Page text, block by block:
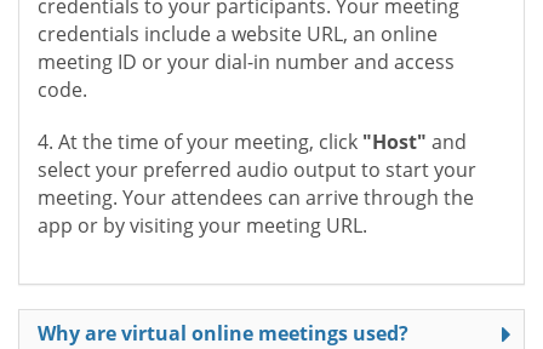
credentials to your participants. Your meeting
credentials include a website URL, an online
meeting ID or your dial-in number and access
code.
4. At the time of your meeting, click "Host" and
select your preferred audio output to start your
meeting. Your attendees can arrive through the
app or by visiting your meeting URL.
Why are virtual online meetings used?